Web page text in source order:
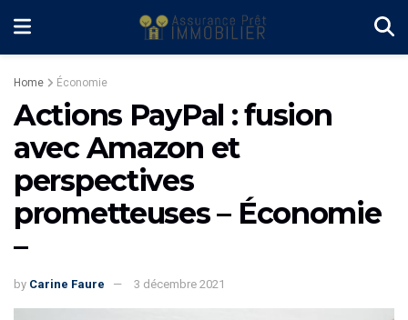
Home Économie
Actions PayPal : fusion
avec Amazon et
perspectives
prometteuses – Économie
–
by Carine Faure 3 décembre 2021